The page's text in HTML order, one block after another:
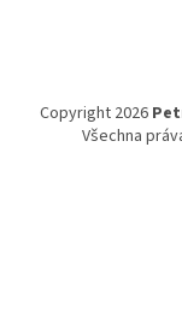
Copyright 2026
Všechna